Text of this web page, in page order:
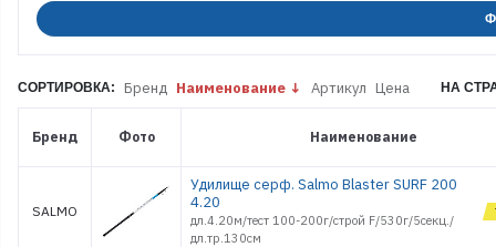
СОРТИРОВКА: Бренд Наименование Артикул Цена НА
Бренд Фото Наименование
SALMO
Удилище серф. Salmo Blaster SURF 200
4.20
дл.4.20м/тест 100-200г/строй F/530г/5секц./
дл.тр.130см